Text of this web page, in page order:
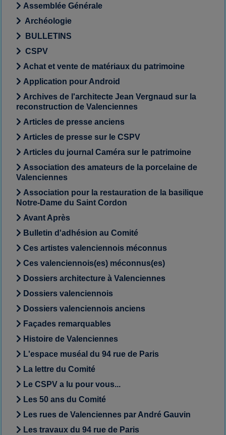
Assemblée Générale
Archéologie
BULLETINS
CSPV
Achat et vente de matériaux du patrimoine
Application pour Android
Archives de l'architecte Jean Vergnaud sur la
reconstruction de Valenciennes
Articles de presse anciens
Articles de presse sur le CSPV
Articles du journal Caméra sur le patrimoine
Association des amateurs de la porcelaine de
Valenciennes
Association pour la restauration de la basilique
Notre-Dame du Saint Cordon
Avant Après
Bulletin d'adhésion au Comité
Ces artistes valenciennois méconnus
Ces valenciennois(es) méconnus(es)
Dossiers architecture à Valenciennes
Dossiers valenciennois
Dossiers valenciennois anciens
Façades remarquables
Histoire de Valenciennes
L'espace muséal du 94 rue de Paris
La lettre du Comité
Le CSPV a lu pour vous...
Les 50 ans du Comité
Les rues de Valenciennes par André Gauvin
Les travaux du 94 rue de Paris